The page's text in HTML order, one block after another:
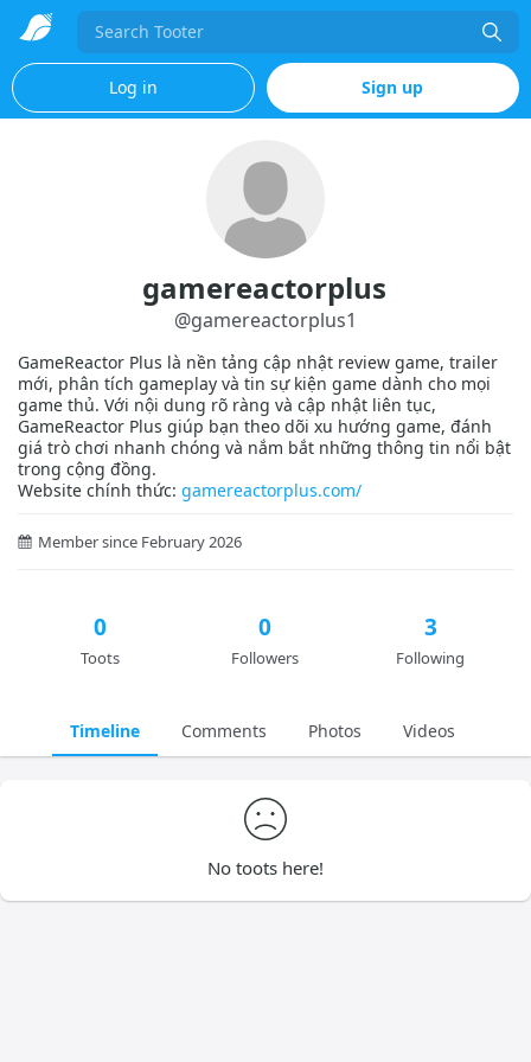
Search
Log in Sign up
gamereactorplus
@gamereactorplus1
GameReactor Plus là nền tảng cập nhật review game, trailer
mới, phân tích gameplay và tin sự kiện game dành cho mọi
game thủ. Với nội dung rõ ràng và cập nhật liên tục,
GameReactor Plus giúp bạn theo dõi xu hướng game, đánh
giá trò chơi nhanh chóng và nắm bắt những thông tin nổi bật
trong cộng đồng.
Website chính thức: gamereactorplus.com/
Member since February 2026
0
Toots
0
Followers
3
Following
Timeline Comments Photos Videos
No toots here!